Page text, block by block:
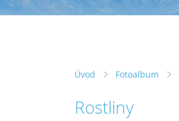
Úvod Fotoalbum
Rostliny